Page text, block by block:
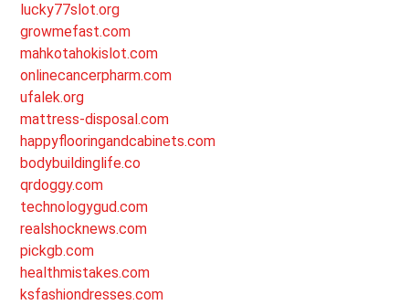
lucky77slot.org
growmefast.com
mahkotahokislot.com
onlinecancerpharm.com
ufalek.org
mattress-disposal.com
happyflooringandcabinets.com
bodybuildinglife.co
qrdoggy.com
technologygud.com
realshocknews.com
pickgb.com
healthmistakes.com
ksfashiondresses.com